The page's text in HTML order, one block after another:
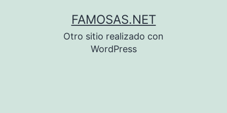
FAMOSAS.NET
Otro sitio realizado con
WordPress